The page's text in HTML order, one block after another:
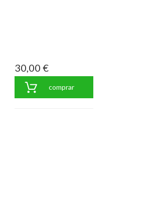
30,00 €
comprar